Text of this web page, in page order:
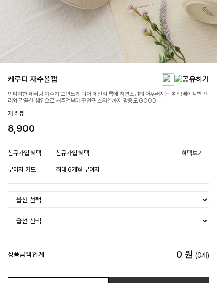
케루디 자수볼캡
빈티지한 레터링 자수가 포인트가 되어 데일리 룩에 자연스럽게 어우러지는 볼캡!베이직한 컬
러와 깔끔한 쉐입으로 캐주얼부터 꾸안꾸 스타일까지 활용도 GOOD
개 리뷰
8,900
신규가입 혜택 신규가입 혜택 혜택보기
무이자 카드 최대 6개월 무이자
상품금액 합계 0 원 (0개)